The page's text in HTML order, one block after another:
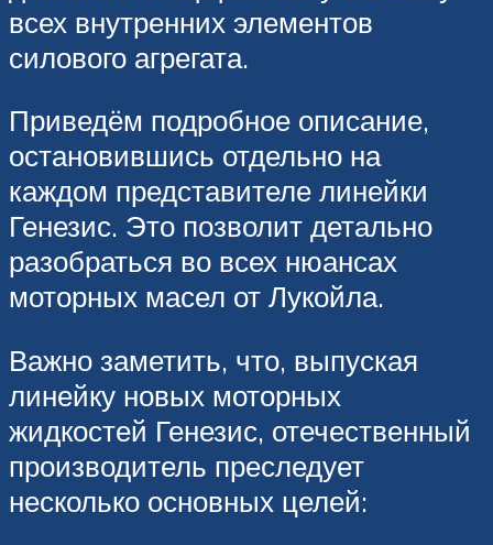
всех внутренних элементов
силового агрегата.
Приведём подробное описание,
остановившись отдельно на
каждом представителе линейки
Генезис. Это позволит детально
разобраться во всех нюансах
моторных масел от Лукойла.
Важно заметить, что, выпуская
линейку новых моторных
жидкостей Генезис, отечественный
производитель преследует
несколько основных целей: